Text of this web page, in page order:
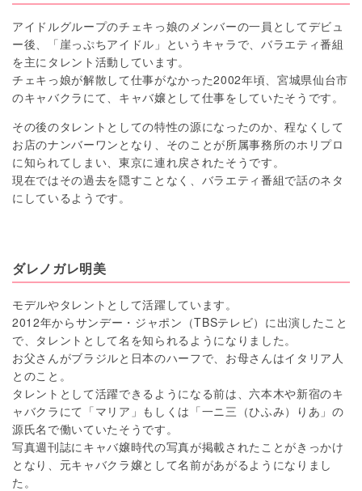
アイドルグループのチェキっ娘のメンバーの一員としてデビュ
ー後、「崖っぷちアイドル」というキャラで、バラエティ番組
を主にタレント活動しています。
チェキっ娘が解散して仕事がなかった2002年頃、宮城県仙台市
のキャバクラにて、キャバ嬢として仕事をしていたそうです。
その後のタレントとしての特性の源になったのか、程なくして
お店のナンバーワンとなり、そのことが所属事務所のホリプロ
に知られてしまい、東京に連れ戻されたそうです。
現在ではその過去を隠すことなく、バラエティ番組で話のネタ
にしているようです。
ダレノガレ明美
モデルやタレントとして活躍しています。
2012年からサンデー・ジャポン（TBSテレビ）に出演したこと
で、タレントとして名を知られるようになりました。
お父さんがブラジルと日本のハーフで、お母さんはイタリア人
とのこと。
タレントとして活躍できるようになる前は、六本木や新宿のキ
ャバクラにて「マリア」もしくは「一ニ三（ひふみ）りあ」の
源氏名で働いていたそうです。
写真週刊誌にキャバ嬢時代の写真が掲載されたことがきっかけ
となり、元キャバクラ嬢として名前があがるようになりまし
た。